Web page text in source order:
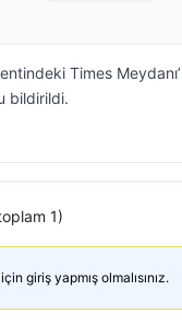
Times
bildirildi.
1)
giriş yapmış olmalısınız.